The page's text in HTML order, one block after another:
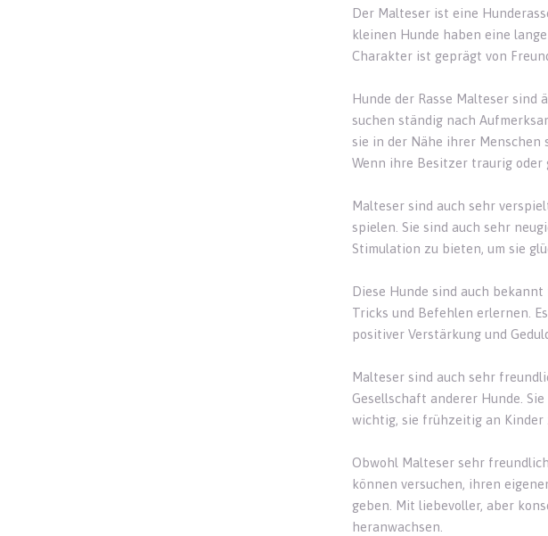
Der Malteser ist eine
kleinen Hunde haben eine
Charakter ist geprägt von
Hunde der Rasse Malteser sind
suchen ständig nach
sie in der Nähe ihrer Menschen
Wenn ihre Besitzer traurig oder
Malteser sind auch sehr
spielen. Sie sind auch sehr
Stimulation zu bieten, um sie
Diese Hunde sind auch
Tricks und Befehlen erlernen.
positiver Verstärkung und
Malteser sind auch sehr
Gesellschaft anderer Hunde.
wichtig, sie frühzeitig an Kinder
Obwohl Malteser sehr
können versuchen, ihren
geben. Mit liebevoller, aber
heranwachsen.